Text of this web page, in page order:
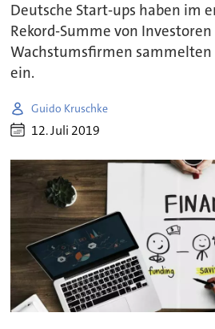
Deutsche Start-ups haben im
Rekord-Summe von
Wachstumsfirmen
ein.
Guido Kruschke
12. Juli 2019